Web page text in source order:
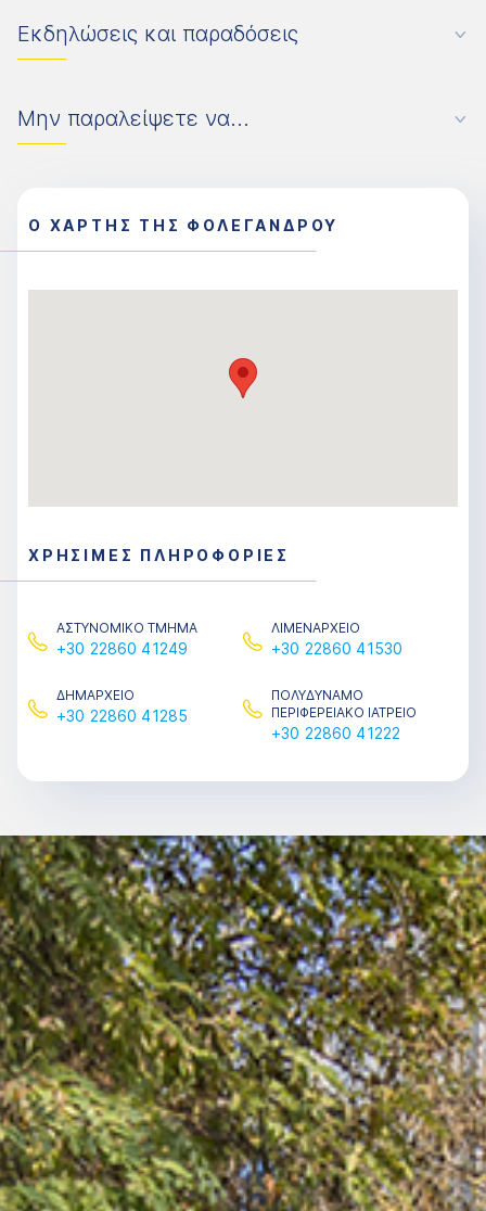
Εκδηλώσεις και παραδόσεις
Μην παραλείψετε να...
Ο ΧΑΡΤΗΣ ΤΗΣ ΦΟΛΕΓΑΝΔΡΟΥ
ΧΡΗΣΙΜΕΣ ΠΛΗΡΟΦΟΡΙΕΣ
ΑΣΤΥΝΟΜΙΚΟ ΤΜΗΜΑ
+30 22860 41249
ΛΙΜΕΝΑΡΧΕΙΟ
+30 22860 41530
ΔΗΜΑΡΧΕΙΟ
+30 22860 41285
ΠΟΛΥΔΥΝΑΜΟ
ΠΕΡΙΦΕΡΕΙΑΚΟ ΙΑΤΡΕΙΟ
+30 22860 41222